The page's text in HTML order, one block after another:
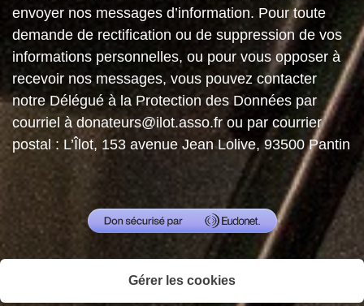
envoyer nos messages d’information. Pour toute
demande de rectification ou de suppression de vos
informations personnelles, ou pour vous opposer à
recevoir nos messages, vous pouvez contacter
notre Délégué à la Protection des Données par
courriel à donateurs@ilot.asso.fr ou par courrier
postal : L’Îlot, 153 avenue Jean Lolive, 93500 Pantin
Gérer les cookies